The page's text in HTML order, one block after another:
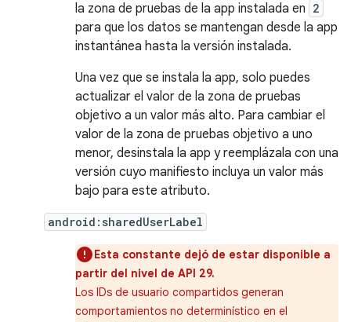
la zona de pruebas de la app instalada en 2
para que los datos se mantengan desde la app
instantánea hasta la versión instalada.
Una vez que se instala la app, solo puedes
actualizar el valor de la zona de pruebas
objetivo a un valor más alto. Para cambiar el
valor de la zona de pruebas objetivo a uno
menor, desinstala la app y reemplázala con una
versión cuyo manifiesto incluya un valor más
bajo para este atributo.
android:sharedUserLabel
Esta constante dejó de estar disponible a
partir del nivel de API 29.
Los IDs de usuario compartidos generan
comportamientos no determinístico en el